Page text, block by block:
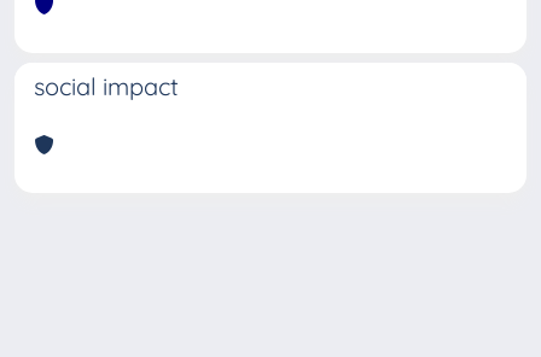
social impact